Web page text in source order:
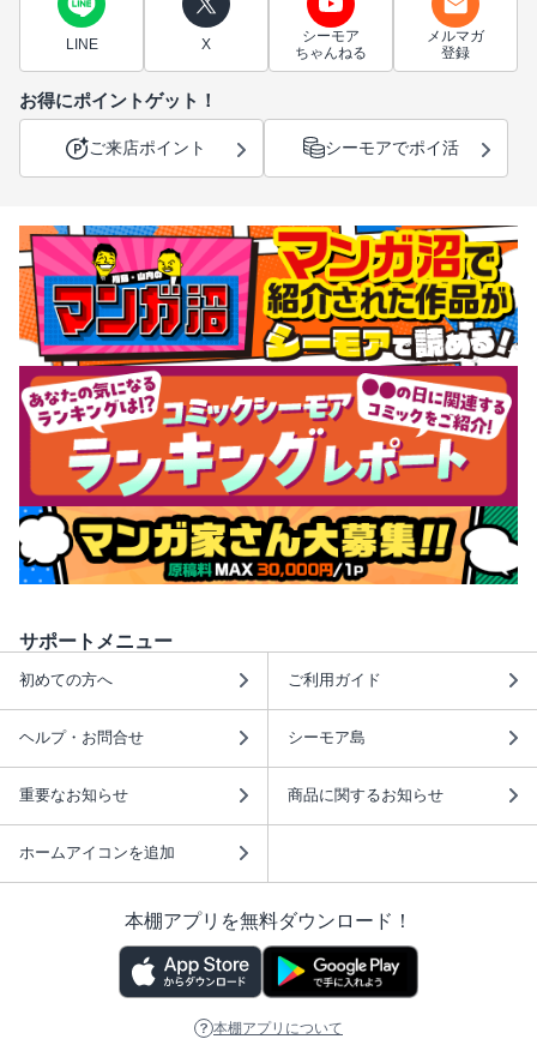
LINE X
シーモア
ちゃんねる
メルマガ
登録
お得にポイントゲット！
ご来店ポイント シーモアでポイ活
サポートメニュー
初めての方へ ご利用ガイド
ヘルプ・お問合せ シーモア島
重要なお知らせ 商品に関するお知らせ
ホームアイコンを追加
本棚アプリを無料ダウンロード！
本棚アプリについて